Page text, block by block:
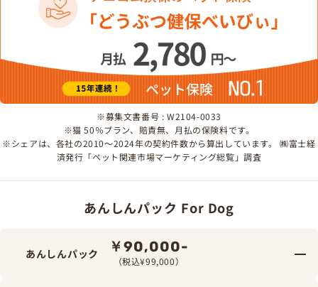
※募集文書番号 : W2104-0033
※猫 50％プラン、賠責無、月払の保険料です。
※シェアは、各社の2010～2024年の契約件数から算出しています。 ㈱富士経
済発行「ペット関連市場マーケティング総覧」調査
あんしんパック For Dog
あんしんパック ￥90,000-
（税込¥99,000）